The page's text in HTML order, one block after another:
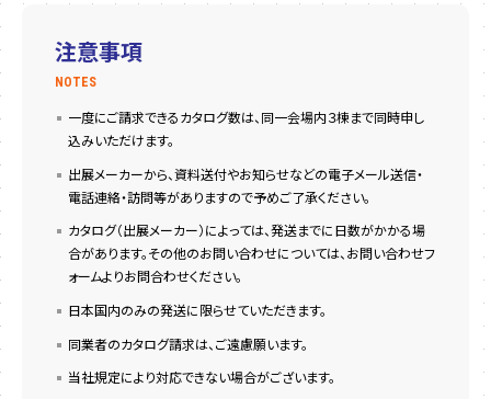
注意事項
NOTES
一度にご請求できるカタログ数は、同一会場内３棟まで同時申し
込みいただけます。
出展メーカーから、資料送付やお知らせなどの電子メール送信・
電話連絡・訪問等がありますので予めご了承ください。
カタログ（出展メーカー）によっては、発送までに日数がかかる場
合があります。その他のお問い合わせについては、お問い合わせフ
ォームよりお問合わせください。
日本国内のみの発送に限らせていただきます。
同業者のカタログ請求は、ご遠慮願います。
当社規定により対応できない場合がございます。